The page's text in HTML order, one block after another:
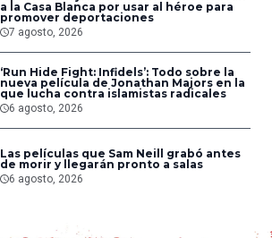
a la Casa Blanca por usar al héroe para
promover deportaciones
7 agosto, 2026
‘Run Hide Fight: Infidels’: Todo sobre la
nueva película de Jonathan Majors en la
que lucha contra islamistas radicales
6 agosto, 2026
Las películas que Sam Neill grabó antes
de morir y llegarán pronto a salas
6 agosto, 2026